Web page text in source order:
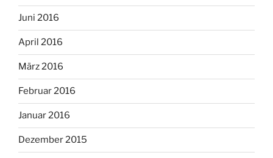
Juni 2016
April 2016
März 2016
Februar 2016
Januar 2016
Dezember 2015